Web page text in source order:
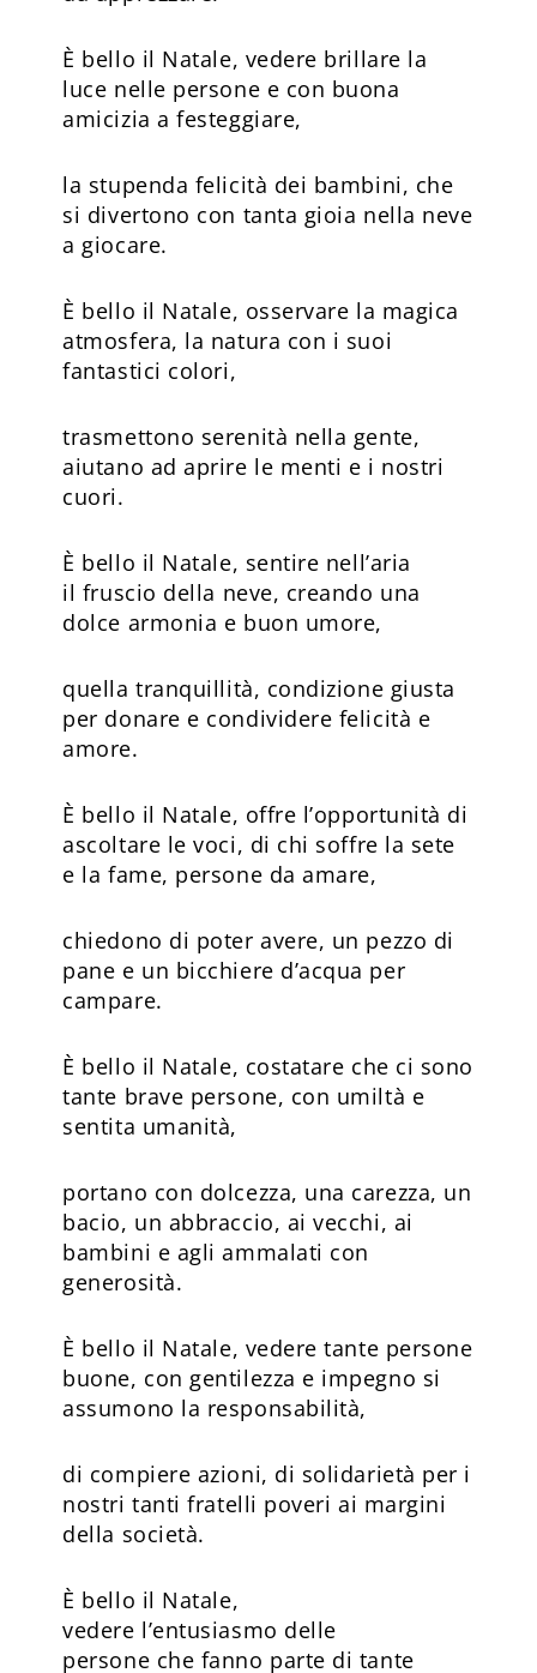
È bello il Natale, vedere brillare la
luce nelle persone e con buona
amicizia a festeggiare,
la stupenda felicità dei bambini, che
si divertono con tanta gioia nella neve
a giocare.
È bello il Natale, osservare la magica
atmosfera, la natura con i suoi
fantastici colori,
trasmettono serenità nella gente,
aiutano ad aprire le menti e i nostri
cuori.
È bello il Natale, sentire nell’aria
il fruscio della neve, creando una
dolce armonia e buon umore,
quella tranquillità, condizione giusta
per donare e condividere felicità e
amore.
È bello il Natale, offre l’opportunità di
ascoltare le voci, di chi soffre la sete
e la fame, persone da amare,
chiedono di poter avere, un pezzo di
pane e un bicchiere d’acqua per
campare.
È bello il Natale, costatare che ci sono
tante brave persone, con umiltà e
sentita umanità,
portano con dolcezza, una carezza, un
bacio, un abbraccio, ai vecchi, ai
bambini e agli ammalati con
generosità.
È bello il Natale, vedere tante persone
buone, con gentilezza e impegno si
assumono la responsabilità,
di compiere azioni, di solidarietà per i
nostri tanti fratelli poveri ai margini
della società.
È bello il Natale,
vedere l’entusiasmo delle
persone che fanno parte di tante